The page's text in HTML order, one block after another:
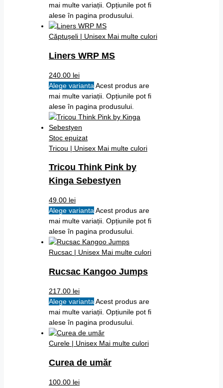
mai multe variații. Opțiunile pot fi
alese în pagina produsului.
Căptușeli | Unisex Mai multe culori
Liners WRP MS
240.00 lei
Alege varianta Acest produs are
mai multe variații. Opțiunile pot fi
alese în pagina produsului.
Stoc epuizat
Tricou | Unisex Mai multe culori
Tricou Think Pink by
Kinga Sebestyen
49.00 lei
Alege variantaAcest produs are
mai multe variații. Opțiunile pot fi
alese în pagina produsului.
Rucsac | Unisex Mai multe culori
Rucsac Kangoo Jumps
217.00 lei
Alege variantaAcest produs are
mai multe variații. Opțiunile pot fi
alese în pagina produsului.
Curele | Unisex Mai multe culori
Curea de umăr
100.00 lei